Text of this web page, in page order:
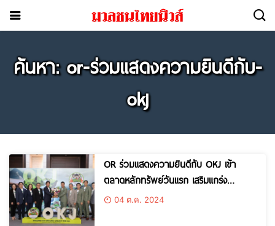
ค้นหา: or-ร่วมแสดงความยินดีกับ-
okj
OR ร่วมแสดงความยินดีกับ OKJ เข้า
ตลาดหลักทรัพย์วันแรก เสริมแกร่ง
กลยุทธ์ F&B พร้อมต่อยอดความร่วมมือ
04 ต.ค. 2024